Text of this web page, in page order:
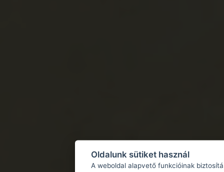
Oldalunk sütiket használ
A weboldal alapvető funkcióinak